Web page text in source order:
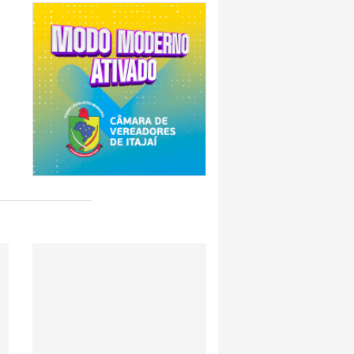
divulga agenda de capacitações e
para agosto em Balneário Piçarras